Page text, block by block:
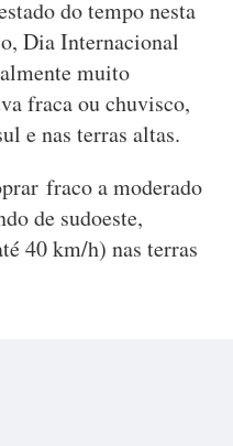
do tempo nesta
Dia Internacional
muito
fraca ou chuvisco,
e nas terras altas.
fraco a moderado
de sudoeste,
40 km/h) nas terras